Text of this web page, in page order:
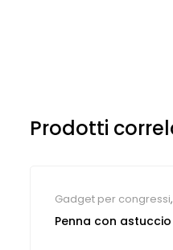
Prodotti
Gadget per congressi,
Personalizzate
Penna con astuccio